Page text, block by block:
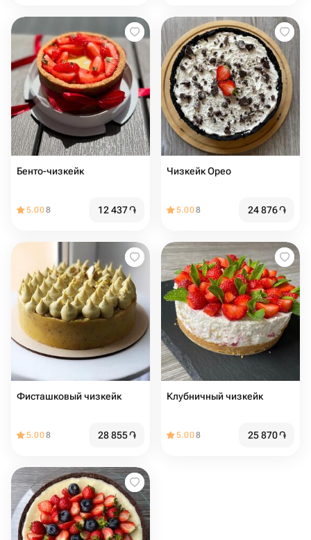
Бенто-чизкейк
5.008 12 437֏
Чизкейк Орео
5.008 24 876֏
Фисташковый чизкейк
5.008 28 855֏
Клубничный чизкейк
5.008 25 870֏